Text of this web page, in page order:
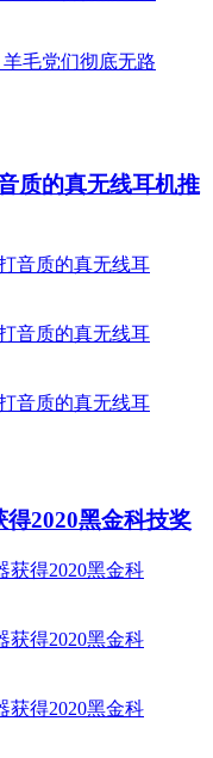
质的真无线耳机推
2020黑金科技奖